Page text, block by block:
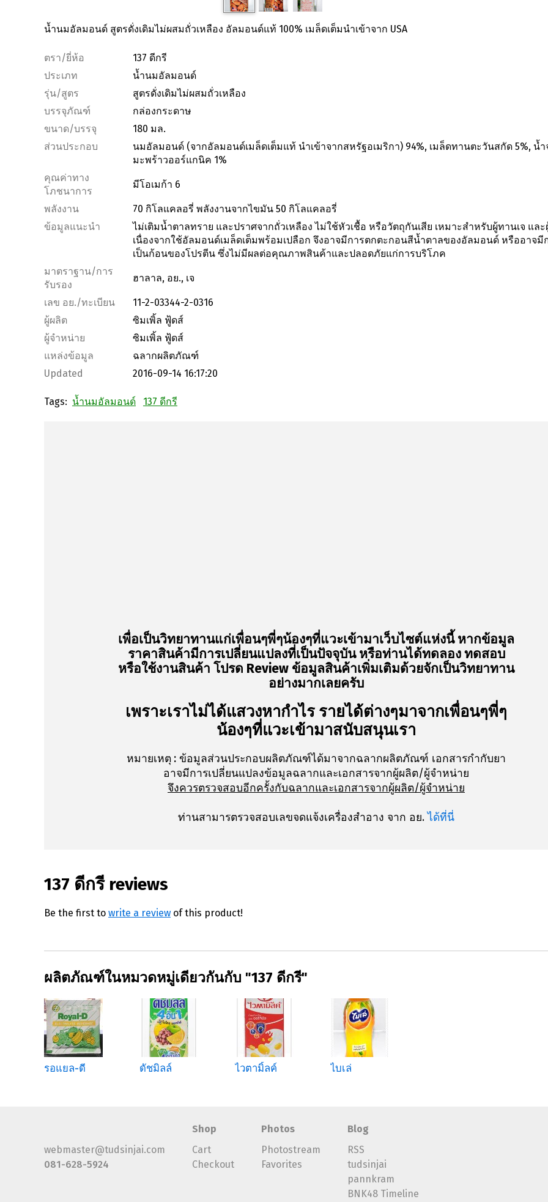
น้ำนมอัลมอนด์ สูตรดั่งเดิมไม่ผสมถั่วเหลือง อัลมอนด์แท้ 100% เมล็ดเต็มนำเข้าจาก USA
ตรา/ยี่ห้อ
137 ดีกรี
ประเภท
น้ำนมอัลมอนด์
รุ่น/สูตร
สูตรดั่งเดิมไม่ผสมถั่วเหลือง
บรรจุภัณฑ์
กล่องกระดาษ
ขนาด/บรรจุ
180 มล.
ส่วนประกอบ
นมอัลมอนด์ (จากอัลมอนด์เมล็ดเต็มแท้ นำเข้าจากสหรัฐอเมริกา) 94%, เมล็ดทานตะวันสกัด 5%, น้
มะพร้าวออร์แกนิค 1%
คุณค่าทาง
โภชนาการ
มีโอเมก้า 6
พลังงาน
70 กิโลแคลอรี่ พลังงานจากไขมัน 50 กิโลแคลอรี่
ข้อมูลแนะนำ
ไม่เติมน้ำตาลทราย และปราศจากถั่วเหลือง ไม่ใช้หัวเชื้อ หรือวัตถุกันเสีย เหมาะสำหรับผู้ทานเจ แล
เนื่องจากใช้อัลมอนด์เมล็ดเต็มพร้อมเปลือก จึงอาจมีการตกตะกอนสีน้ำตาลของอัลมอนด์ หรืออาจมี
เป็นก้อนของโปรตีน ซึ่งไม่มีผลต่อคุณภาพสินค้าและปลอดภัยแก่การบริโภค
มาตราฐาน/การ
รับรอง
ฮาลาล, อย., เจ
เลข อย./ทะเบียน
11-2-03344-2-0316
ผู้ผลิต
ซิมเพิ้ล ฟู้ดส์
ผู้จำหน่าย
ซิมเพิ้ล ฟู้ดส์
แหล่งข้อมูล
ฉลากผลิตภัณฑ์
Updated
2016-09-14 16:17:20
Tags: น้ำนมอัลมอนด์ 137 ดีกรี
เพื่อเป็นวิทยาทานแก่เพื่อนๆพี่ๆน้องๆที่แวะเข้ามาเว็บไซต์แห่งนี้ หากข้อมูล
ราคาสินค้ามีการเปลี่ยนแปลงที่เป็นปัจจุบัน หรือท่านได้ทดลอง ทดสอบ
หรือใช้งานสินค้า โปรด Review ข้อมูลสินค้าเพิ่มเติมด้วยจักเป็นวิทยาทาน
อย่างมากเลยครับ
เพราะเราไม่ได้แสวงหากำไร รายได้ต่างๆมาจากเพื่อนๆพี่ๆ
น้องๆที่แวะเข้ามาสนับสนุนเรา
หมายเหตุ : ข้อมูลส่วนประกอบผลิตภัณฑ์ได้มาจากฉลากผลิตภัณฑ์ เอกสารกำกับยา
อาจมีการเปลี่ยนแปลงข้อมูลฉลากและเอกสารจากผู้ผลิต/ผู้จำหน่าย
จึงควรตรวจสอบอีกครั้งกับฉลากและเอกสารจากผู้ผลิต/ผู้จำหน่าย
ท่านสามารตรวจสอบเลขจดแจ้งเครื่องสำอาง จาก อย.ได้ที่นี่
137 ดีกรี reviews
Be the first to write a review of this product!
ผลิตภัณฑ์ในหมวดหมู่เดียวกันกับ "137 ดีกรี"
รอแยล-ดี ดัชมิลล์ ไวตามิ้ลค์ ไบเล่
webmaster@tudsinjai.com
081-628-5924
Shop
Cart
Checkout
Photos
Photostream
Favorites
Blog
RSS
tudsinjai
pannkram
BNK48 Timeline